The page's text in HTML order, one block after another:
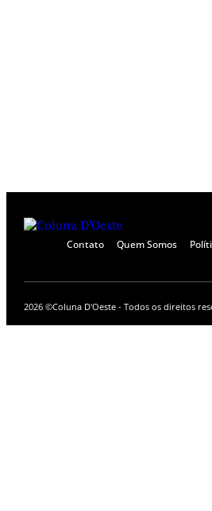
Contato Quem Somos
2026 ©Coluna D'Oeste - Todos os direitos